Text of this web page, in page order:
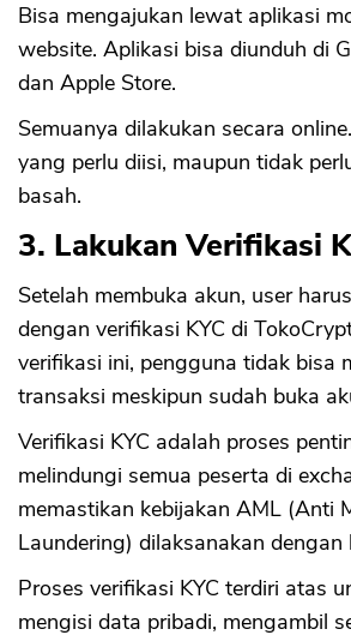
Bisa mengajukan lewat aplikasi
website. Aplikasi bisa diunduh di
dan Apple Store.
Semuanya dilakukan secara
yang perlu diisi, maupun tidak
basah.
3. Lakukan Verifikasi
Setelah membuka akun, user
dengan verifikasi KYC di
verifikasi ini, pengguna tidak bisa
transaksi meskipun sudah buka
Verifikasi KYC adalah proses
melindungi semua peserta di
memastikan kebijakan AML (Anti
Laundering) dilaksanakan dengan
Proses verifikasi KYC terdiri atas
mengisi data pribadi, mengambil